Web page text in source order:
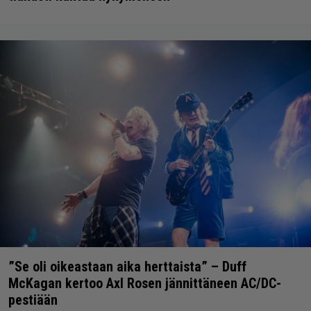
”Se oli oikeastaan aika herttaista” – Duff
McKagan kertoo Axl Rosen jännittäneen AC/DC-
pestiään